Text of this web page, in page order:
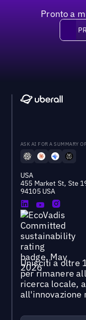
Pronto a
ASK AI FOR A SUMMARY
USA
455 Market St, Ste
94105 USA
Unisciti a oltre
per rimanere
ricerca locale,
all'innovazione